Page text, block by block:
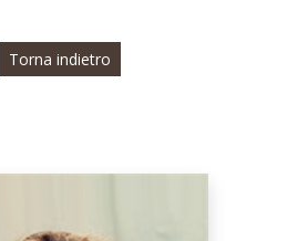
Torna indietro